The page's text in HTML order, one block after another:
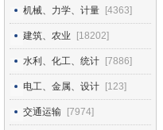
机械、力学、计量 [4363]
建筑、农业 [18202]
水利、化工、统计 [7886]
电工、金属、设计 [123]
交通运输 [7974]